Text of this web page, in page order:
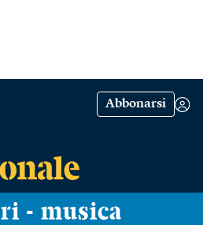
Abbonarsi
- musica